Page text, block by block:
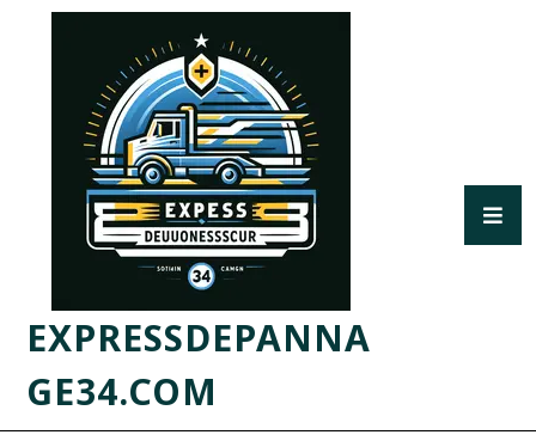
EXPRESSDEPANNA
GE34.COM